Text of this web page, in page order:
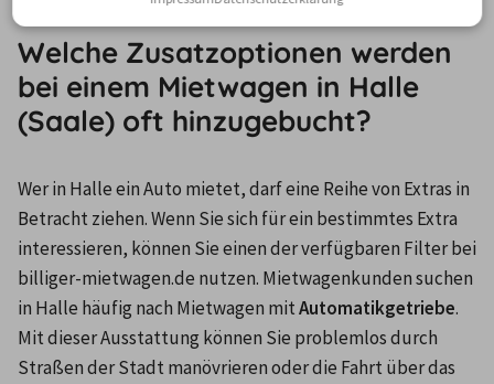
Welche Zusatzoptionen werden
bei einem Mietwagen in Halle
(Saale) oft hinzugebucht?
Wer in Halle ein Auto mietet, darf eine Reihe von Extras in
Betracht ziehen. Wenn Sie sich für ein bestimmtes Extra
interessieren, können Sie einen der verfügbaren Filter bei
billiger-mietwagen.de nutzen. Mietwagenkunden suchen
in Halle häufig nach Mietwagen mit Automatikgetriebe.
Mit dieser Ausstattung können Sie problemlos durch
Straßen der Stadt manövrieren oder die Fahrt über das